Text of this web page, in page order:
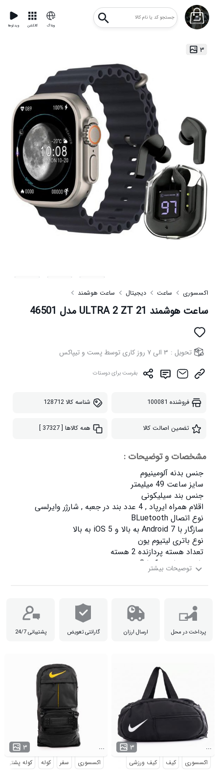
ویدئوها کالکشن وبلاگ
۳
اکسسوری ساعت دیجیتال ساعت هوشمند
ساعت هوشمند ULTRA 2 ZT 21 مدل 46501
تحویل : ۳ الی ۷ روز کاری توسط پست و تیپاکس
بفرست برای دوستات
فروشنده 100081 شناسه کالا128712
تضمین اصالت کالا همه کالاها [ 37327 ]
مشخصات و توضیحات :
دارای سنسور ضربان قلب و اکسیژن خون
پرداخت در محل ارسال ارزان گارانتی تعویض پشتیبانی 24/7
۳ ...
اکسسوری سفر کوله کوله پشتی
۳ ...
اکسسوری کیف کیف ورزشی